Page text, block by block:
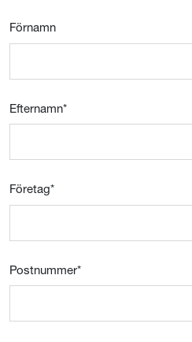
Förnamn
Efternamn*
Företag*
Postnummer*